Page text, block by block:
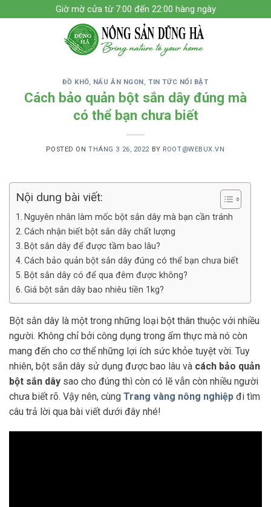
to
Giờ mờ cửa từ 7:00 đến 22:00 hàng ngày
ĐỒ KHÔ, NẤU ĂN NGON,TIN TỨC NỔI BẬT
Cách bảo quản bột sắn dây đúng mà
có thể bạn chưa biết
POSTED ONTHÁNG 3 26, 2022 BY ROOT@WEBUX.VN
Nội dung bài viết:
Nguyên nhân làm mốc bột sắn dây mà bạn cần tránh
Cách nhận biết bột sắn dây chất lượng
Bột sắn dây để được tầm bao lâu?
Cách bảo quản bột sắn dây đúng có thể bạn chưa biết
Bột sắn dây có để qua đêm được không?
Giá bột sắn dây bao nhiêu tiền 1kg?
Bột sắn dây là một trong những loại bột thân thuộc với nhiều
người. Không chỉ bởi công dụng trong ẩm thực mà nó còn
mang đến cho cơ thể những lợi ích sức khỏe tuyệt vời. Tuy
nhiên, bột sắn dây sử dụng được bao lâu và cách bảo quản
bột sắn dây sao cho đúng thì còn có lẽ vẫn còn nhiều người
chưa biết rõ. Vậy nên, cùng Trang vàng nông nghiệp đi tìm
câu trả lời qua bài viết dưới đây nhé!